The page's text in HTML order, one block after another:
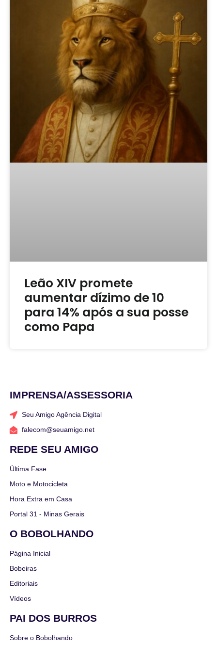
Leão XIV promete
aumentar dízimo de 10
para 14% após a sua posse
como Papa
IMPRENSA/ASSESSORIA
Seu Amigo Agência Digital
falecom@seuamigo.net
REDE SEU AMIGO
Última Fase
Moto e Motocicleta
Hora Extra em Casa
Portal 31 - Minas Gerais
O BOBOLHANDO
Página Inicial
Bobeiras
Editoriais
Vídeos
PAI DOS BURROS
Sobre o Bobolhando